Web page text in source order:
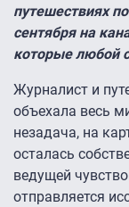
путешествиях
сентября на
которые любой
Журналист и
объехала весь
незадача, на
осталась
ведущей
отправляется